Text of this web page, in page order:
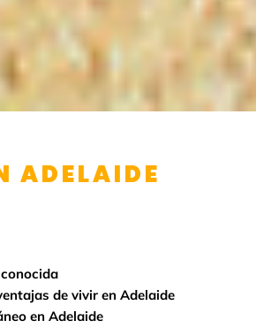
ADELAIDE
de vivir en Adelaide
en Adelaide